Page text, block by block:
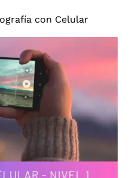
con Celular